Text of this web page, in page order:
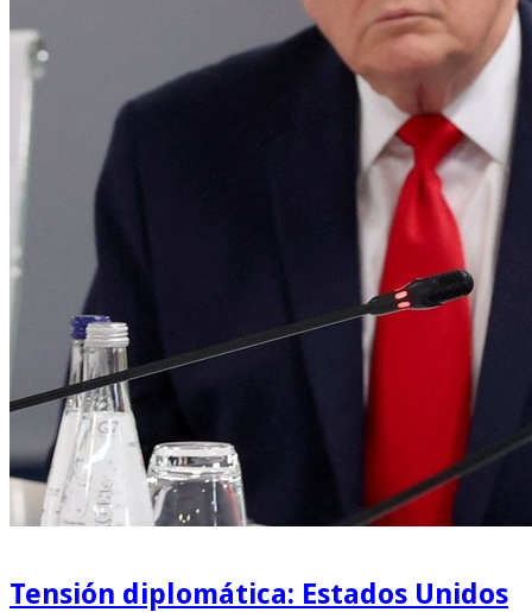
Tensión diplomática: Estados Unidos